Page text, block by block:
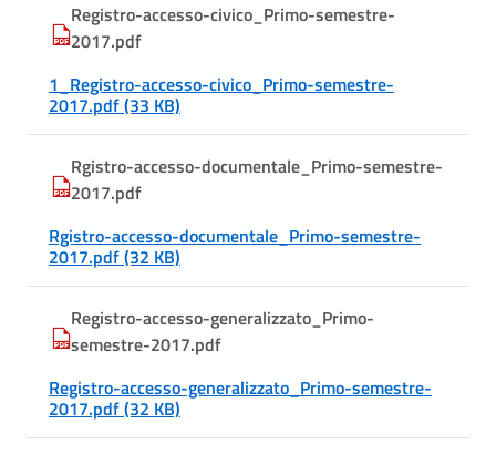
Registro-accesso-civico_Primo-semestre-
2017.pdf
1_Registro-accesso-civico_Primo-semestre-
2017.pdf (33 KB)
Rgistro-accesso-documentale_Primo-semestre-
2017.pdf
Rgistro-accesso-documentale_Primo-semestre-
2017.pdf (32 KB)
Registro-accesso-generalizzato_Primo-
semestre-2017.pdf
Registro-accesso-generalizzato_Primo-semestre-
2017.pdf (32 KB)